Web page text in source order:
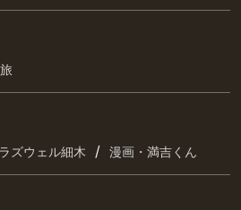
ラズウェル細木 / 漫画・満吉くん